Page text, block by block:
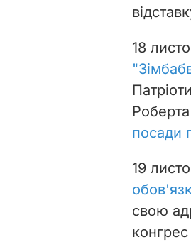
18
посади
19
свою
конгрес